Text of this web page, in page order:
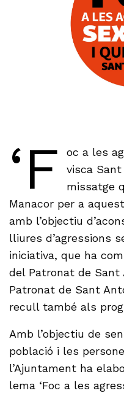
‘F
oc a les
visca
missatge
Manacor per a
amb l’objectiu
lliures d’agressions
iniciativa, que ha
del Patronat de Sant
Patronat de Sant
recull també als
Amb l’objectiu de
població i les
l’Ajuntament ha
lema ‘Foc a les